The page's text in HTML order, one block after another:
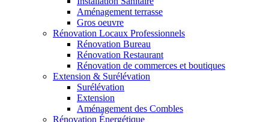
Aménagement terrasse
Gros oeuvre
Rénovation Locaux Professionnels
Rénovation Bureau
Rénovation Restaurant
Rénovation de commerces et boutiques
Extension & Surélévation
Surélévation
Extension
Aménagement des Combles
Rénovation Énergétique